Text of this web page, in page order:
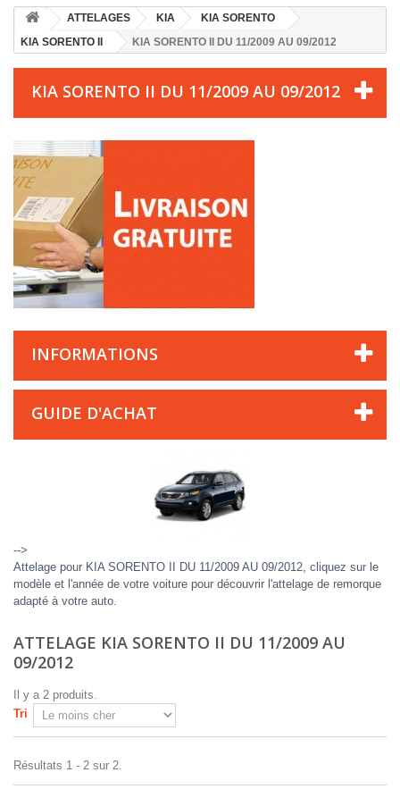
ATTELAGES KIA
KIA SORENTO
KIA SORENTO II
KIA SORENTO II DU 11/2009 AU 09/2012
KIA SORENTO II DU 11/2009 AU 09/2012
INFORMATIONS
GUIDE D'ACHAT
-->
Attelage pour KIA SORENTO II DU 11/2009 AU 09/2012, cliquez sur le
modèle et l'année de votre voiture pour découvrir l'attelage de remorque
adapté à votre auto.
ATTELAGE KIA SORENTO II DU 11/2009 AU
09/2012
Il y a 2 produits.
Tri
Résultats 1 - 2 sur 2.